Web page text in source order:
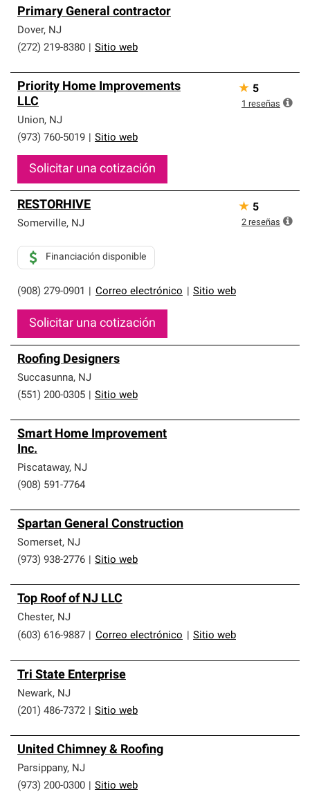
Primary General contractor
Dover, NJ
(272) 219-8380
Sitio web
Priority Home Improvements
LLC
Union, NJ
(973) 760-5019
Sitio web
Solicitar una cotización
★ 5
1 reseñas
RESTORHIVE
Somerville, NJ
(908) 279-0901 Correo electrónico Sitio web
Financiación disponible
Solicitar una cotización
★ 5
2 reseñas
Roofing Designers
Succasunna, NJ
(551) 200-0305
Sitio web
Smart Home Improvement
Inc.
Piscataway, NJ
(908) 591-7764
Spartan General Construction
Somerset, NJ
(973) 938-2776
Sitio web
Top Roof of NJ LLC
Chester, NJ
(603) 616-9887
Correo electrónico Sitio web
Tri State Enterprise
Newark, NJ
(201) 486-7372
Sitio web
United Chimney & Roofing
Parsippany, NJ
(973) 200-0300
Sitio web